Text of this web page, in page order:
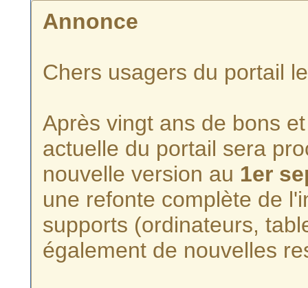
Annonce
Chers usagers du portail
Après vingt ans de bons
actuelle du portail sera
nouvelle version au 1er
une refonte complète de
supports (ordinateurs,
également de nouvelles